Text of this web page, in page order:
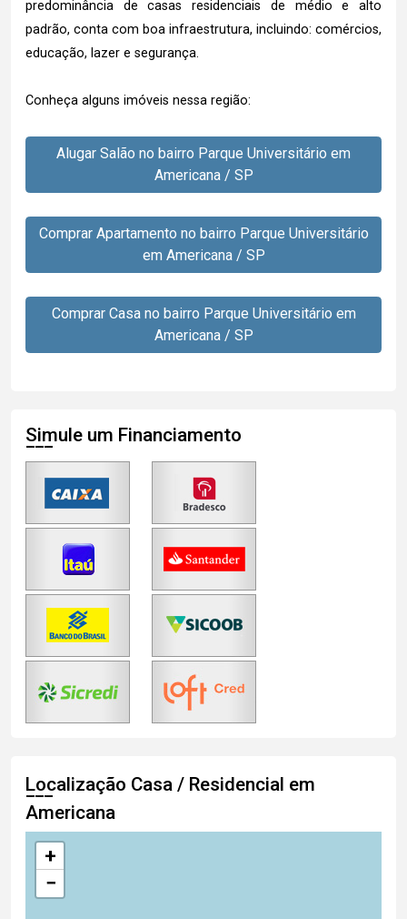
predominância de casas residenciais de médio e alto
padrão, conta com boa infraestrutura, incluindo: comércios,
educação, lazer e segurança.
Conheça alguns imóveis nessa região:
Alugar Salão no bairro Parque Universitário em
Americana / SP
Comprar Apartamento no bairro Parque Universitário
em Americana / SP
Comprar Casa no bairro Parque Universitário em
Americana / SP
Simule um Financiamento
Localização Casa / Residencial em
Americana
+
−